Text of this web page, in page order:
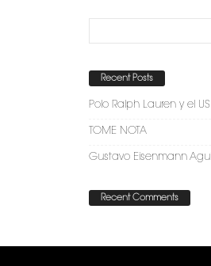
Recent Posts
Polo Ralph Lauren y el
TOME NOTA
Gustavo Eisenmann
Recent Comments